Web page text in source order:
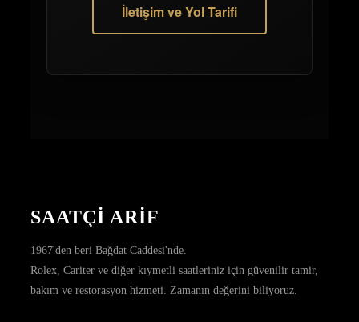
İletişim ve Yol Tarifi
SAATÇİ ARİF
1967'den beri Bağdat Caddesi'nde.
Rolex, Cariter ve diğer kıymetli saatleriniz için güvenilir tamir,
bakım ve restorasyon hizmeti. Zamanın değerini biliyoruz.